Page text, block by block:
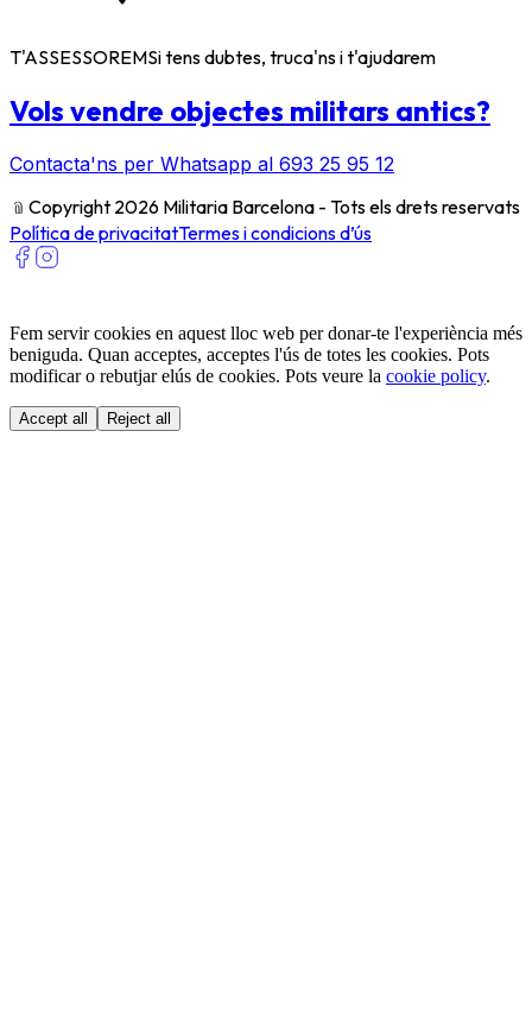
T'ASSESSOREMSi tens dubtes, truca'ns i t'ajudarem
Vols vendre objectes militars antics?
Contacta'ns per Whatsapp al 693 25 95 12
﹫ Copyright 2026 Militaria Barcelona - Tots els drets reservats
Política de privacitatTermes i condicions d’ús
Fem servir cookies en aquest lloc web per donar-te l'experiència més
beniguda. Quan acceptes, acceptes l'ús de totes les cookies. Pots
modificar o rebutjar elús de cookies. Pots veure la cookie policy.
Accept all Reject all